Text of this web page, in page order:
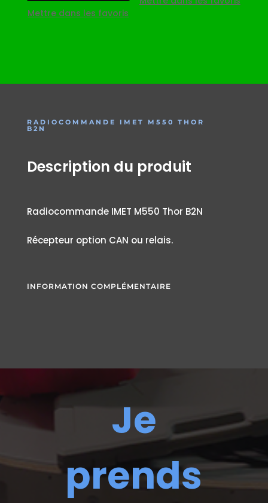
Mettre dans les favoris
RADIOCOMMANDE IMET M550 THOR
B2N
Description du produit
Radiocommande IMET M550 Thor B2N
Récepteur option CAN ou relais.
INFORMATION COMPLÉMENTAIRE
Je
prends